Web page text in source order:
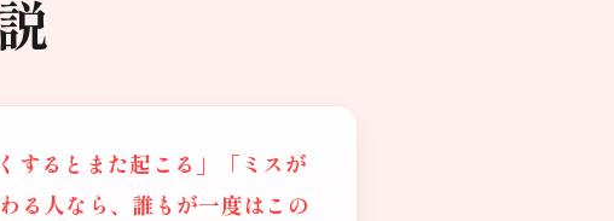
するとまた起こる」「ミスが
る人なら、誰もが一度はこの